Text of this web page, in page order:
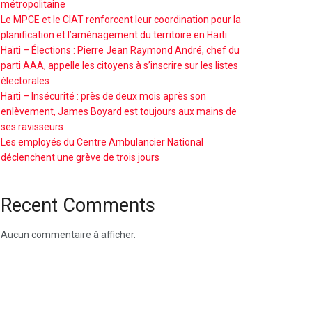
métropolitaine
Le MPCE et le CIAT renforcent leur coordination pour la
planification et l’aménagement du territoire en Haïti
Haïti – Élections : Pierre Jean Raymond André, chef du
parti AAA, appelle les citoyens à s’inscrire sur les listes
électorales
Haïti – Insécurité : près de deux mois après son
enlèvement, James Boyard est toujours aux mains de
ses ravisseurs
Les employés du Centre Ambulancier National
déclenchent une grève de trois jours
Recent Comments
Aucun commentaire à afficher.